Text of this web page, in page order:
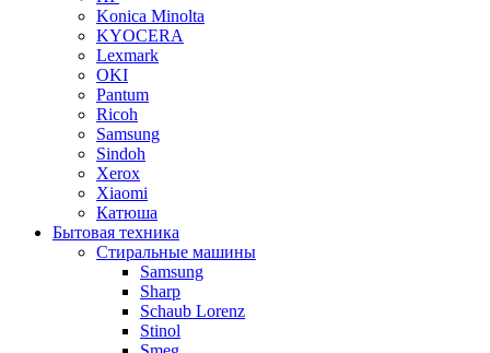
Konica Minolta
KYOCERA
Lexmark
OKI
Pantum
Ricoh
Samsung
Sindoh
Xerox
Xiaomi
Катюша
Бытовая техника
Стиральные машины
Samsung
Sharp
Schaub Lorenz
Stinol